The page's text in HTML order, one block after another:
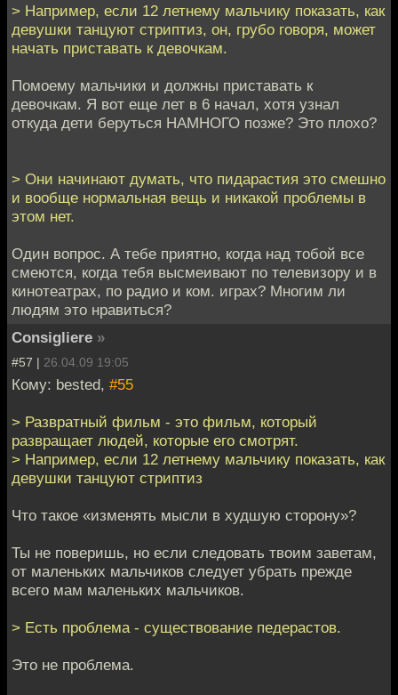
> Например, если 12 летнему мальчику показать, как
девушки танцуют стриптиз, он, грубо говоря, может
начать приставать к девочкам.
Помоему мальчики и должны приставать к
девочкам. Я вот еще лет в 6 начал, хотя узнал
откуда дети беруться НАМНОГО позже? Это плохо?
> Они начинают думать, что пидарастия это смешно
и вообще нормальная вещь и никакой проблемы в
этом нет.
Один вопрос. А тебе приятно, когда над тобой все
смеются, когда тебя высмеивают по телевизору и в
кинотеатрах, по радио и ком. играх? Многим ли
людям это нравиться?
Consigliere »
#57 | 26.04.09 19:05
Кому: bested, #55
> Развратный фильм - это фильм, который
развращает людей, которые его смотрят.
> Например, если 12 летнему мальчику показать, как
девушки танцуют стриптиз
Что такое «изменять мысли в худшую сторону»?
Ты не поверишь, но если следовать твоим заветам,
от маленьких мальчиков следует убрать прежде
всего мам маленьких мальчиков.
> Есть проблема - существование педерастов.
Это не проблема.